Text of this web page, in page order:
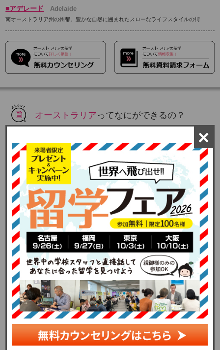
×
■アデレード Adelaide
南オーストラリア州の州都。豊かな自然に囲まれたスローなライフスタイルの街
オーストラリアってなにができるの？
学ぶ STUDY
語学留学
語学を学ぶ場としては、語学学校のほか、大学やTAFE
などの付属の語学研修機関があります。語学学校はコー
スの種類が多種多様で特にアクティビティを組み合わせ
たコースは人気。また、ビジネスや観光などの専門学校
も充実しています。
海外で資格・おケイコ
語学学校で語学＋αのコースに参加するのも良いが、本
格的に資格取得を目指す方には、TAFEや私立の専門学
校がお勧め。ラストリゾートでは、通訳・翻訳家コース
やアロマセラピーコース等、様々なプログラムを用意し
ています。
海外大学留学・進学
ほとんどが国公立。2学期生が一般的で入学は2月。大学
間にレベルの差はなく、どの大学も高い教育水準を持つ
のが特徴。特に実験や実地調査の活動は世界的なレベル